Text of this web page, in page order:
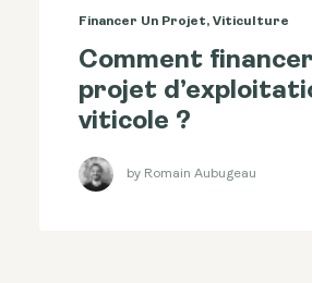
Financer Un Projet, Viticulture
Comment
projet
viticole ?
by Romain Aubugeau